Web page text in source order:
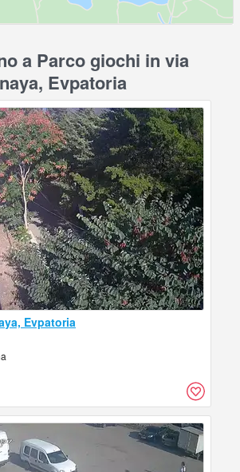
a Parco giochi in via
Evpatoria
Evpatoria